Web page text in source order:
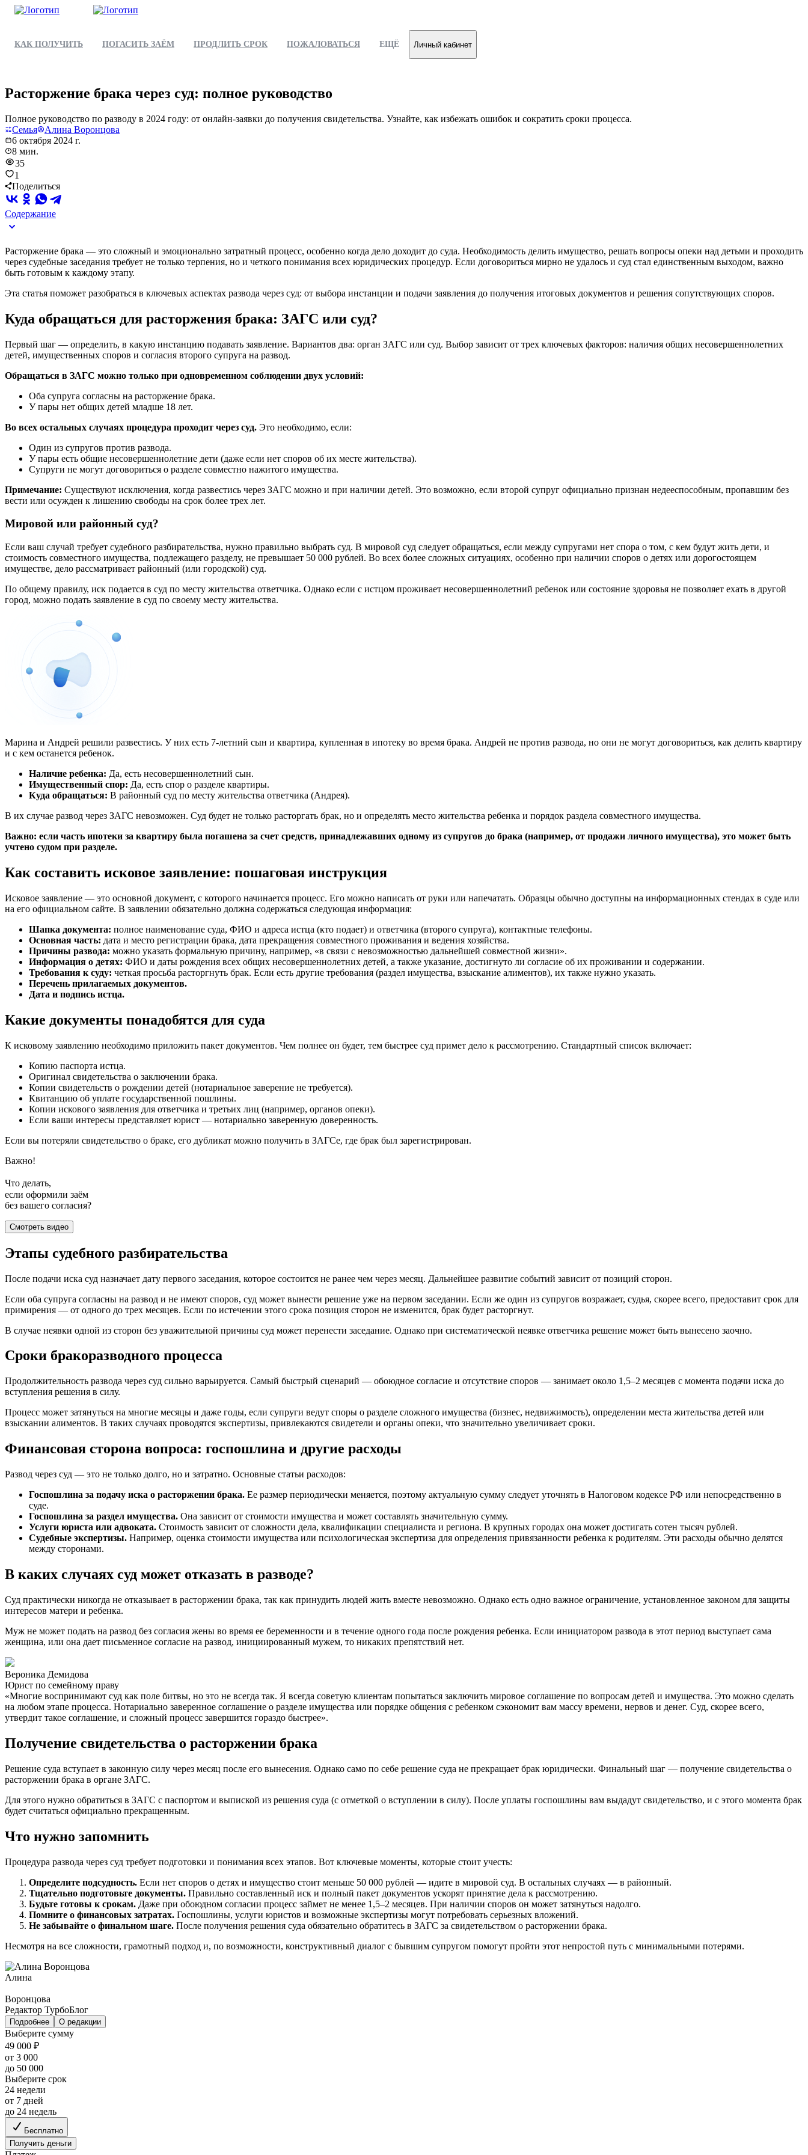
КАК ПОЛУЧИТЬ ПОГАСИТЬ ЗАЁМ ПРОДЛИТЬ СРОК ПОЖАЛОВАТЬСЯ ЕЩЁ Личный кабинет
Расторжение брака через суд: полное руководство
Полное руководство по разводу в 2024 году: от онлайн-заявки до получения свидетельства. Узнайте, как избежать ошибок и сократить сроки процесса.
Семья
Алина Воронцова
6 октября 2024 г.
8 мин.
35
1
Поделиться
Содержание
Расторжение брака — это сложный и эмоционально затратный процесс, особенно когда дело доходит до суда. Необходимость делить имущество, решать вопросы опеки над детьми и проходить
через судебные заседания требует не только терпения, но и четкого понимания всех юридических процедур. Если договориться мирно не удалось и суд стал единственным выходом, важно
быть готовым к каждому этапу.
Эта статья поможет разобраться в ключевых аспектах развода через суд: от выбора инстанции и подачи заявления до получения итоговых документов и решения сопутствующих споров.
Куда обращаться для расторжения брака: ЗАГС или суд?
Первый шаг — определить, в какую инстанцию подавать заявление. Вариантов два: орган ЗАГС или суд. Выбор зависит от трех ключевых факторов: наличия общих несовершеннолетних
детей, имущественных споров и согласия второго супруга на развод.
Обращаться в ЗАГС можно только при одновременном соблюдении двух условий:
Оба супруга согласны на расторжение брака.
У пары нет общих детей младше 18 лет.
Во всех остальных случаях процедура проходит через суд. Это необходимо, если:
Один из супругов против развода.
У пары есть общие несовершеннолетние дети (даже если нет споров об их месте жительства).
Супруги не могут договориться о разделе совместно нажитого имущества.
Примечание: Существуют исключения, когда развестись через ЗАГС можно и при наличии детей. Это возможно, если второй супруг официально признан недееспособным, пропавшим без
вести или осужден к лишению свободы на срок более трех лет.
Мировой или районный суд?
Если ваш случай требует судебного разбирательства, нужно правильно выбрать суд. В мировой суд следует обращаться, если между супругами нет спора о том, с кем будут жить дети, и
стоимость совместного имущества, подлежащего разделу, не превышает 50 000 рублей. Во всех более сложных ситуациях, особенно при наличии споров о детях или дорогостоящем
имуществе, дело рассматривает районный (или городской) суд.
По общему правилу, иск подается в суд по месту жительства ответчика. Однако если с истцом проживает несовершеннолетний ребенок или состояние здоровья не позволяет ехать в другой
город, можно подать заявление в суд по своему месту жительства.
Марина и Андрей решили развестись. У них есть 7-летний сын и квартира, купленная в ипотеку во время брака. Андрей не против развода, но они не могут договориться, как делить квартиру
и с кем останется ребенок.
Наличие ребенка: Да, есть несовершеннолетний сын.
Имущественный спор: Да, есть спор о разделе квартиры.
Куда обращаться: В районный суд по месту жительства ответчика (Андрея).
В их случае развод через ЗАГС невозможен. Суд будет не только расторгать брак, но и определять место жительства ребенка и порядок раздела совместного имущества.
Важно: если часть ипотеки за квартиру была погашена за счет средств, принадлежавших одному из супругов до брака (например, от продажи личного имущества), это может быть
учтено судом при разделе.
Как составить исковое заявление: пошаговая инструкция
Исковое заявление — это основной документ, с которого начинается процесс. Его можно написать от руки или напечатать. Образцы обычно доступны на информационных стендах в суде или
на его официальном сайте. В заявлении обязательно должна содержаться следующая информация:
Шапка документа: полное наименование суда, ФИО и адреса истца (кто подает) и ответчика (второго супруга), контактные телефоны.
Основная часть: дата и место регистрации брака, дата прекращения совместного проживания и ведения хозяйства.
Причины развода: можно указать формальную причину, например, «в связи с невозможностью дальнейшей совместной жизни».
Информация о детях: ФИО и даты рождения всех общих несовершеннолетних детей, а также указание, достигнуто ли согласие об их проживании и содержании.
Требования к суду: четкая просьба расторгнуть брак. Если есть другие требования (раздел имущества, взыскание алиментов), их также нужно указать.
Перечень прилагаемых документов.
Дата и подпись истца.
Какие документы понадобятся для суда
К исковому заявлению необходимо приложить пакет документов. Чем полнее он будет, тем быстрее суд примет дело к рассмотрению. Стандартный список включает:
Копию паспорта истца.
Оригинал свидетельства о заключении брака.
Копии свидетельств о рождении детей (нотариальное заверение не требуется).
Квитанцию об уплате государственной пошлины.
Копии искового заявления для ответчика и третьих лиц (например, органов опеки).
Если ваши интересы представляет юрист — нотариально заверенную доверенность.
Если вы потеряли свидетельство о браке, его дубликат можно получить в ЗАГСе, где брак был зарегистрирован.
Важно!
Что делать,
если оформили заём
без вашего согласия?
Смотреть видео
Этапы судебного разбирательства
После подачи иска суд назначает дату первого заседания, которое состоится не ранее чем через месяц. Дальнейшее развитие событий зависит от позиций сторон.
Если оба супруга согласны на развод и не имеют споров, суд может вынести решение уже на первом заседании. Если же один из супругов возражает, судья, скорее всего, предоставит срок для
примирения — от одного до трех месяцев. Если по истечении этого срока позиция сторон не изменится, брак будет расторгнут.
В случае неявки одной из сторон без уважительной причины суд может перенести заседание. Однако при систематической неявке ответчика решение может быть вынесено заочно.
Сроки бракоразводного процесса
Продолжительность развода через суд сильно варьируется. Самый быстрый сценарий — обоюдное согласие и отсутствие споров — занимает около 1,5–2 месяцев с момента подачи иска до
вступления решения в силу.
Процесс может затянуться на многие месяцы и даже годы, если супруги ведут споры о разделе сложного имущества (бизнес, недвижимость), определении места жительства детей или
взыскании алиментов. В таких случаях проводятся экспертизы, привлекаются свидетели и органы опеки, что значительно увеличивает сроки.
Финансовая сторона вопроса: госпошлина и другие расходы
Развод через суд — это не только долго, но и затратно. Основные статьи расходов:
Госпошлина за подачу иска о расторжении брака. Ее размер периодически меняется, поэтому актуальную сумму следует уточнять в Налоговом кодексе РФ или непосредственно в
суде.
Госпошлина за раздел имущества. Она зависит от стоимости имущества и может составлять значительную сумму.
Услуги юриста или адвоката. Стоимость зависит от сложности дела, квалификации специалиста и региона. В крупных городах она может достигать сотен тысяч рублей.
Судебные экспертизы. Например, оценка стоимости имущества или психологическая экспертиза для определения привязанности ребенка к родителям. Эти расходы обычно делятся
между сторонами.
В каких случаях суд может отказать в разводе?
Суд практически никогда не отказывает в расторжении брака, так как принудить людей жить вместе невозможно. Однако есть одно важное ограничение, установленное законом для защиты
интересов матери и ребенка.
Муж не может подать на развод без согласия жены во время ее беременности и в течение одного года после рождения ребенка. Если инициатором развода в этот период выступает сама
женщина, или она дает письменное согласие на развод, инициированный мужем, то никаких препятствий нет.
Вероника Демидова
Юрист по семейному праву
«Многие воспринимают суд как поле битвы, но это не всегда так. Я всегда советую клиентам попытаться заключить мировое соглашение по вопросам детей и имущества. Это можно сделать
на любом этапе процесса. Нотариально заверенное соглашение о разделе имущества или порядке общения с ребенком сэкономит вам массу времени, нервов и денег. Суд, скорее всего,
утвердит такое соглашение, и сложный процесс завершится гораздо быстрее».
Получение свидетельства о расторжении брака
Решение суда вступает в законную силу через месяц после его вынесения. Однако само по себе решение суда не прекращает брак юридически. Финальный шаг — получение свидетельства о
расторжении брака в органе ЗАГС.
Для этого нужно обратиться в ЗАГС с паспортом и выпиской из решения суда (с отметкой о вступлении в силу). После уплаты госпошлины вам выдадут свидетельство, и с этого момента брак
будет считаться официально прекращенным.
Что нужно запомнить
Процедура развода через суд требует подготовки и понимания всех этапов. Вот ключевые моменты, которые стоит учесть:
Определите подсудность. Если нет споров о детях и имущество стоит меньше 50 000 рублей — идите в мировой суд. В остальных случаях — в районный.
Тщательно подготовьте документы. Правильно составленный иск и полный пакет документов ускорят принятие дела к рассмотрению.
Будьте готовы к срокам. Даже при обоюдном согласии процесс займет не менее 1,5–2 месяцев. При наличии споров он может затянуться надолго.
Помните о финансовых затратах. Госпошлины, услуги юристов и возможные экспертизы могут потребовать серьезных вложений.
Не забывайте о финальном шаге. После получения решения суда обязательно обратитесь в ЗАГС за свидетельством о расторжении брака.
Несмотря на все сложности, грамотный подход и, по возможности, конструктивный диалог с бывшим супругом помогут пройти этот непростой путь с минимальными потерями.
Алина
Воронцова
Редактор ТурбоБлог
Подробнее О редакции
Выберите сумму
49 000 ₽
от 3 000
до 50 000
Выберите срок
24 недели
от 7 дней
до 24 недель
Бесплатно
Получить деньги